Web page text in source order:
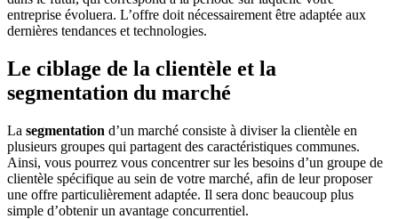
entreprise évoluera. L’offre doit nécessairement être adaptée aux
dernières tendances et technologies.
Le ciblage de la clientèle et la
segmentation du marché
La segmentation d’un marché consiste à diviser la clientèle en
plusieurs groupes qui partagent des caractéristiques communes.
Ainsi, vous pourrez vous concentrer sur les besoins d’un groupe de
clientèle spécifique au sein de votre marché, afin de leur proposer
une offre particulièrement adaptée. Il sera donc beaucoup plus
simple d’obtenir un avantage concurrentiel.